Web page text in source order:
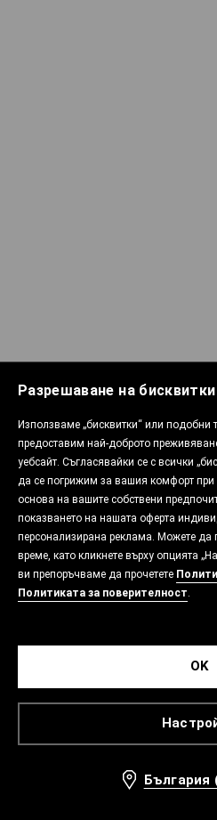
Разрешаване на бисквитки
Използваме „бисквитки“ или подобни
предоставим най-доброто
уебсайт. Съгласявайки се с всички
да се погрижим за вашия комфорт при
основа на вашите собствени
показването на нашата оферта
персонализирана реклама. Можете да
време, като кликнете върху опцията
ви препоръчваме да прочетете
Политиката за поверителност.
OK
България